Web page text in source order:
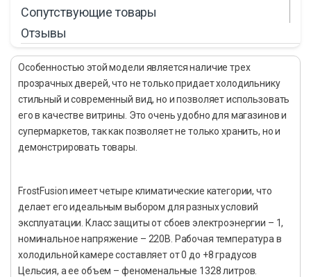
Сопутствующие товары
Отзывы
Особенностью этой модели является наличие трех
прозрачных дверей, что не только придает холодильнику
стильный и современный вид, но и позволяет использовать
его в качестве витрины. Это очень удобно для магазинов и
супермаркетов, так как позволяет не только хранить, но и
демонстрировать товары.
FrostFusion имеет четыре климатические категории, что
делает его идеальным выбором для разных условий
эксплуатации. Класс защиты от сбоев электроэнергии – 1,
номинальное напряжение – 220В. Рабочая температура в
холодильной камере составляет от 0 до +8 градусов
Цельсия, а ее объем – феноменальные 1328 литров.